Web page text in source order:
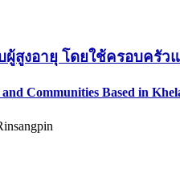
งอายุ โดยใช้ครอบครัว
Communities Based in